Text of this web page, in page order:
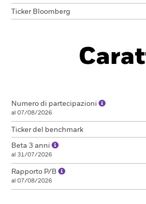
Ticker Bloomberg
Numero di partecipazioni
al 07/08/2026
Ticker del benchmark
Beta 3 anni
al 31/07/2026
Rapporto P/B
al 07/08/2026